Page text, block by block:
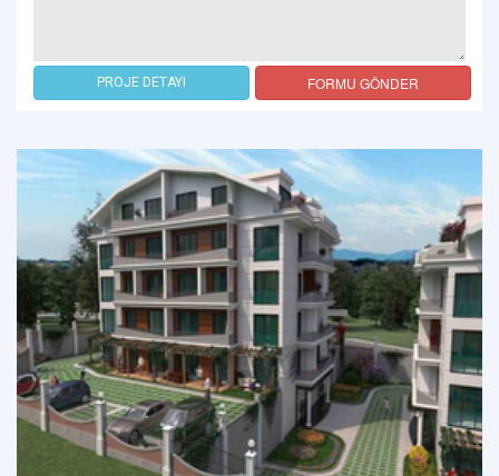
PROJE DETAYI FORMU GÖNDER